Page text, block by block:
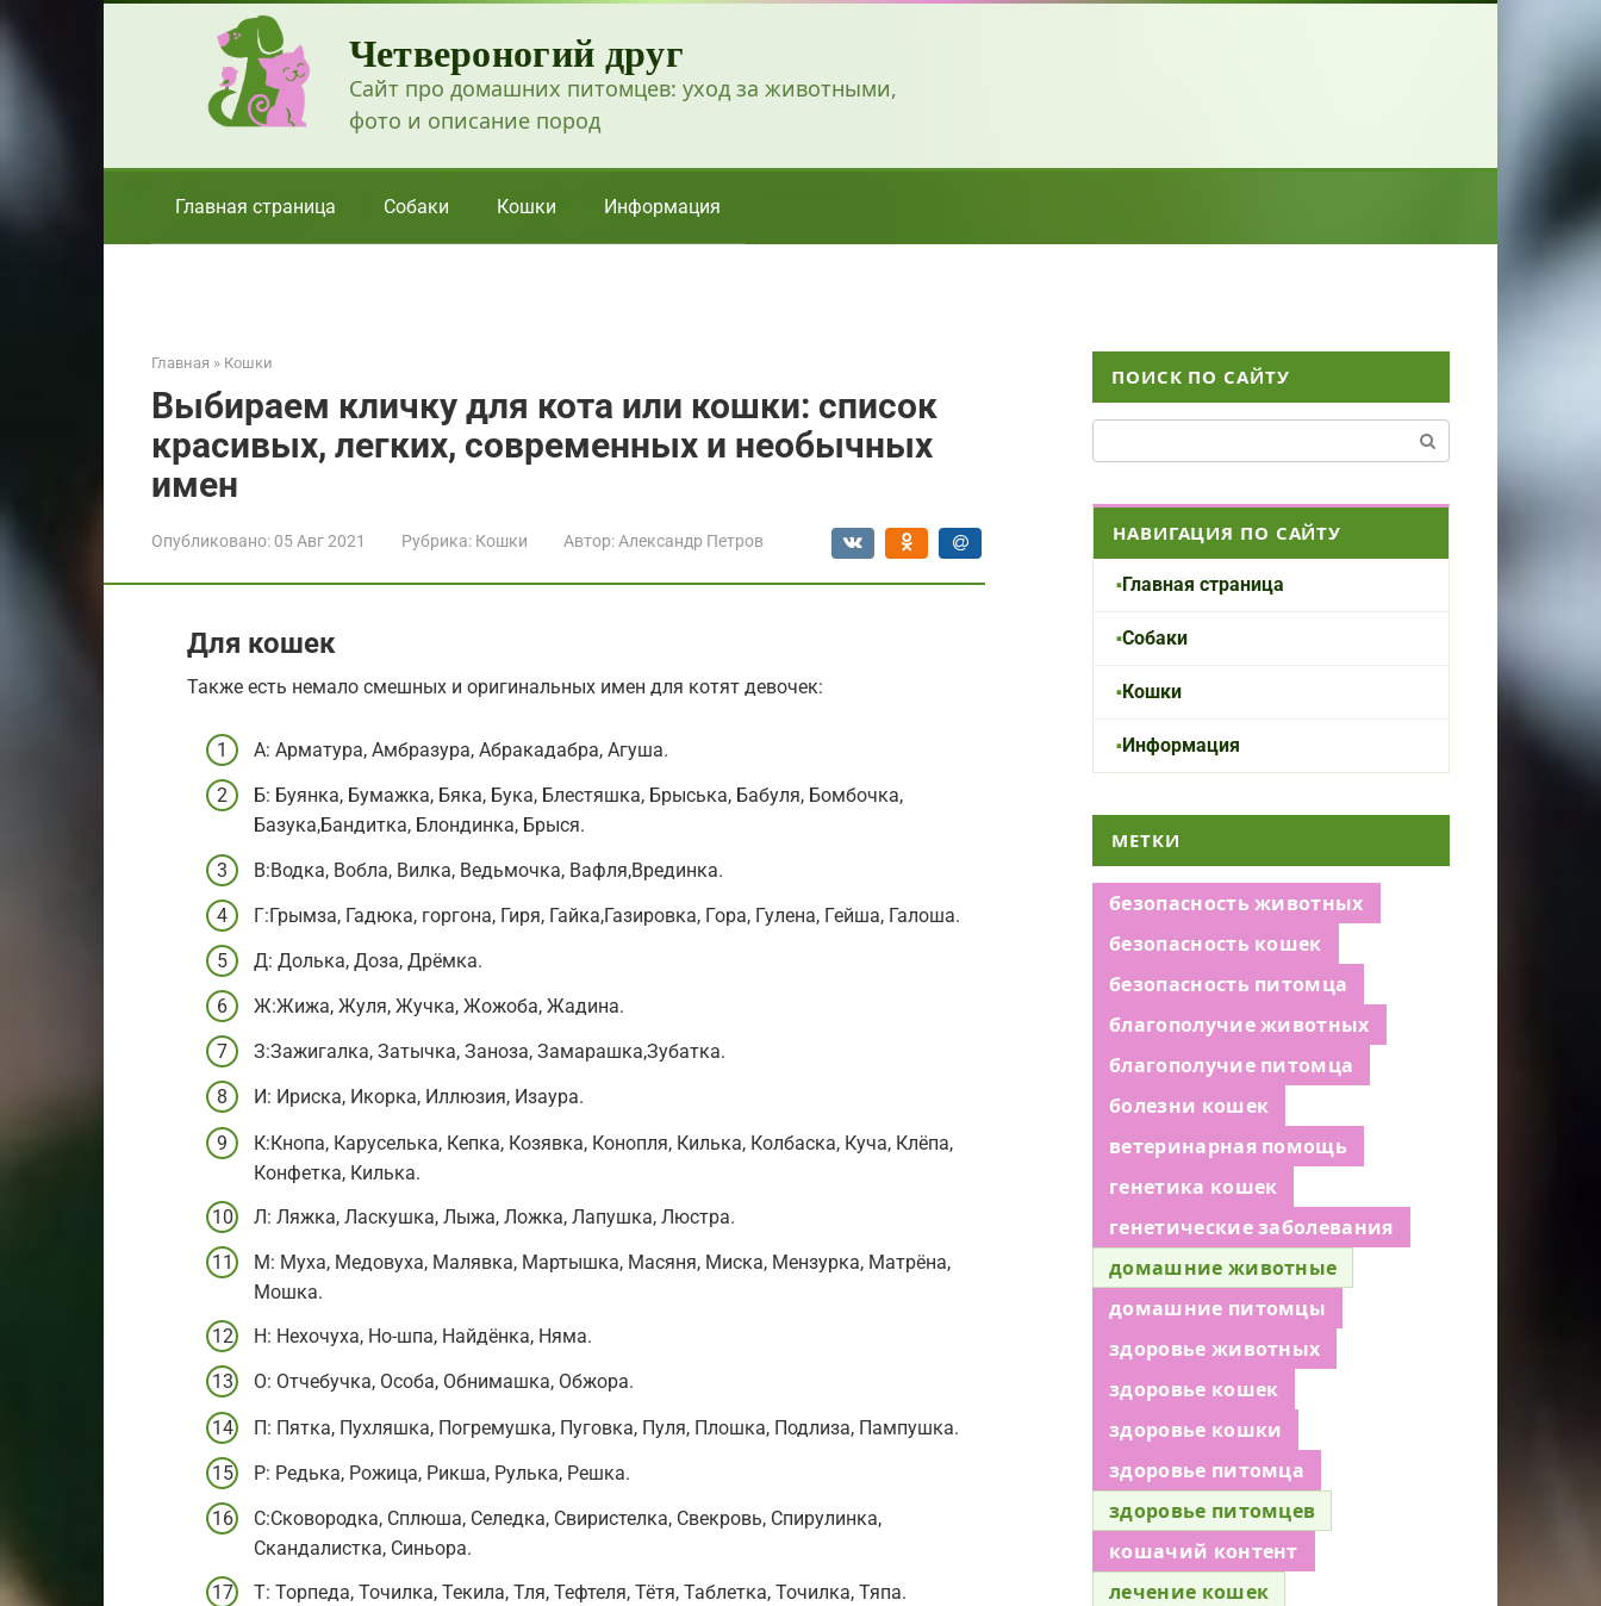
Четвероногий друг
Сайт про домашних питомцев: уход за животными,
фото и описание пород
Главная страница Собаки Кошки Информация
Главная » Кошки
Выбираем кличку для кота или кошки: список
красивых, легких, современных и необычных
имен
Опубликовано: 05 Авг 2021 Рубрика: Кошки Автор: Александр Петров
Для кошек
Также есть немало смешных и оригинальных имен для котят девочек:
А: Арматура, Амбразура, Абракадабра, Агуша.
Б: Буянка, Бумажка, Бяка, Бука, Блестяшка, Брыська, Бабуля, Бомбочка,
Базука,Бандитка, Блондинка, Брыся.
В:Водка, Вобла, Вилка, Ведьмочка, Вафля,Врединка.
Г:Грымза, Гадюка, горгона, Гиря, Гайка,Газировка, Гора, Гулена, Гейша, Галоша.
Д: Долька, Доза, Дрёмка.
Ж:Жижа, Жуля, Жучка, Жожоба, Жадина.
З:Зажигалка, Затычка, Заноза, Замарашка,Зубатка.
И: Ириска, Икорка, Иллюзия, Изаура.
К:Кнопа, Каруселька, Кепка, Козявка, Конопля, Килька, Колбаска, Куча, Клёпа,
Конфетка, Килька.
Л: Ляжка, Ласкушка, Лыжа, Ложка, Лапушка, Люстра.
М: Муха, Медовуха, Малявка, Мартышка, Масяня, Миска, Мензурка, Матрёна,
Мошка.
Н: Нехочуха, Но-шпа, Найдёнка, Няма.
О: Отчебучка, Особа, Обнимашка, Обжора.
П: Пятка, Пухляшка, Погремушка, Пуговка, Пуля, Плошка, Подлиза, Пампушка.
Р: Редька, Рожица, Рикша, Рулька, Решка.
С:Сковородка, Сплюша, Селедка, Свиристелка, Свекровь, Спирулинка,
Скандалистка, Синьора.
Т: Торпеда, Точилка, Текила, Тля, Тефтеля, Тётя, Таблетка, Точилка, Тяпа.
ПОИСК ПО САЙТУ
НАВИГАЦИЯ ПО САЙТУ
Главная страница
Собаки
Кошки
Информация
МЕТКИ
безопасность животных
безопасность кошек
безопасность питомца
благополучие животных
благополучие питомца
болезни кошек
ветеринарная помощь
генетика кошек
генетические заболевания
домашние животные
домашние питомцы
здоровье животных
здоровье кошек
здоровье кошки
здоровье питомца
здоровье питомцев
кошачий контент
лечение кошек